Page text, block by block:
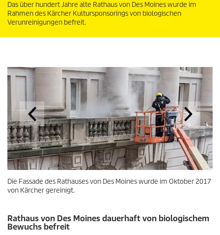
Das über hundert Jahre alte Rathaus von Des Moines wurde im
Rahmen des Kärcher Kultursponsorings von biologischen
Verunreinigungen befreit.
Die Fassade des Rathauses von Des Moines wurde im Oktober 2017
von Kärcher gereinigt.
Rathaus von Des Moines dauerhaft von biologischem
Bewuchs befreit